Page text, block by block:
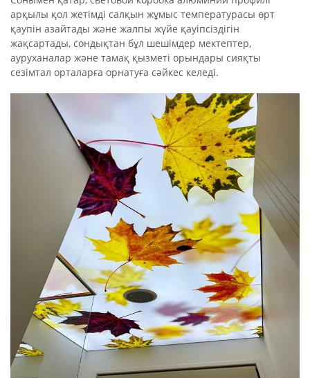
арқылы қол жетімді салқын жұмыс температурасы өрт
қаупін азайтады және жалпы жүйе қауіпсіздігін
жақсартады, сондықтан бұл шешімдер мектептер,
ауруханалар және тамақ қызметі орындары сияқты
сезімтал орталарға орнатуға сәйкес келеді.